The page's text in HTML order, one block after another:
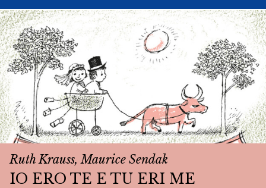
Ruth Krauss, Maurice Sendak
IO ERO TE E TU ERI ME